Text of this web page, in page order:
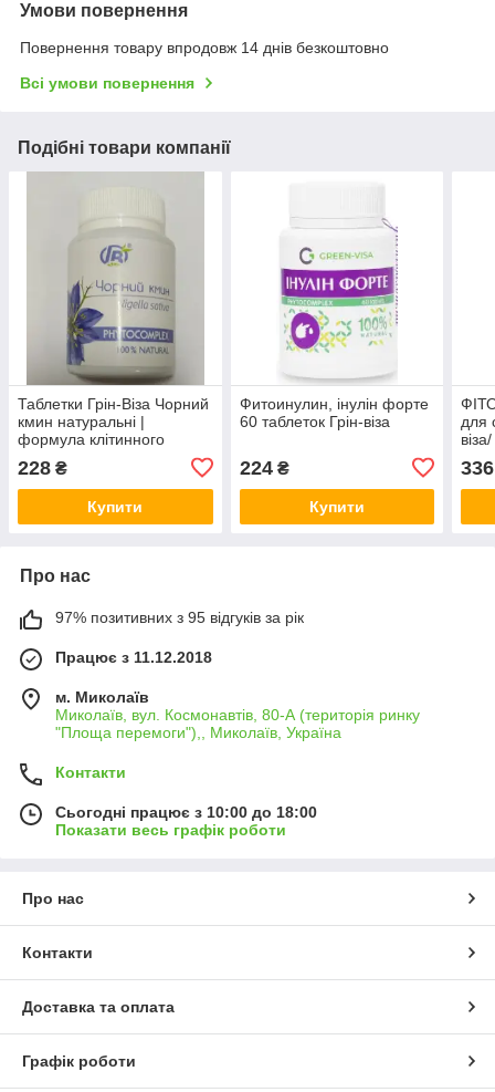
Умови повернення
Повернення товару впродовж 14 днів безкоштовно
Всі умови повернення
Подібні товари компанії
Таблетки Грін-Віза Чорний
кмин натуральні |
формула клітинного
228 ₴
Купити
Фитоинулин, інулін форте
60 таблеток Грін-віза
224₴
Купити
для
віза/
336
Про нас
97% позитивних з 95 відгуків за рік
Працює з 11.12.2018
м. Миколаїв
Миколаїв, вул. Космонавтів, 80-А (територія ринку
"Площа перемоги"),, Миколаїв, Україна
Контакти
Сьогодні працює з 10:00 до 18:00
Показати весь графік роботи
Про нас
Контакти
Доставка та оплата
Графік роботи